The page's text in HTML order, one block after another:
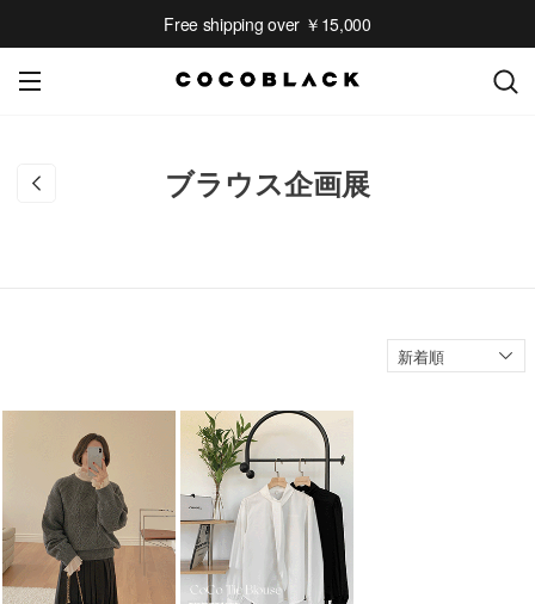
Free shipping over ￥15,000
ブラウス企画展